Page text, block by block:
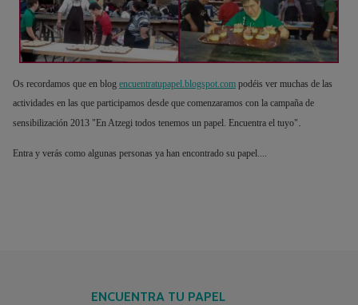
Os recordamos que en blog encuentratupapel.blogspot.com podéis ver muchas de las
actividades en las que participamos desde que comenzaramos con la campaña de
sensibilización 2013 "En Atzegi todos tenemos un papel. Encuentra el tuyo"
Entra y verás como algunas personas ya han encontrado su papel....
ENCUENTRA TU PAPEL